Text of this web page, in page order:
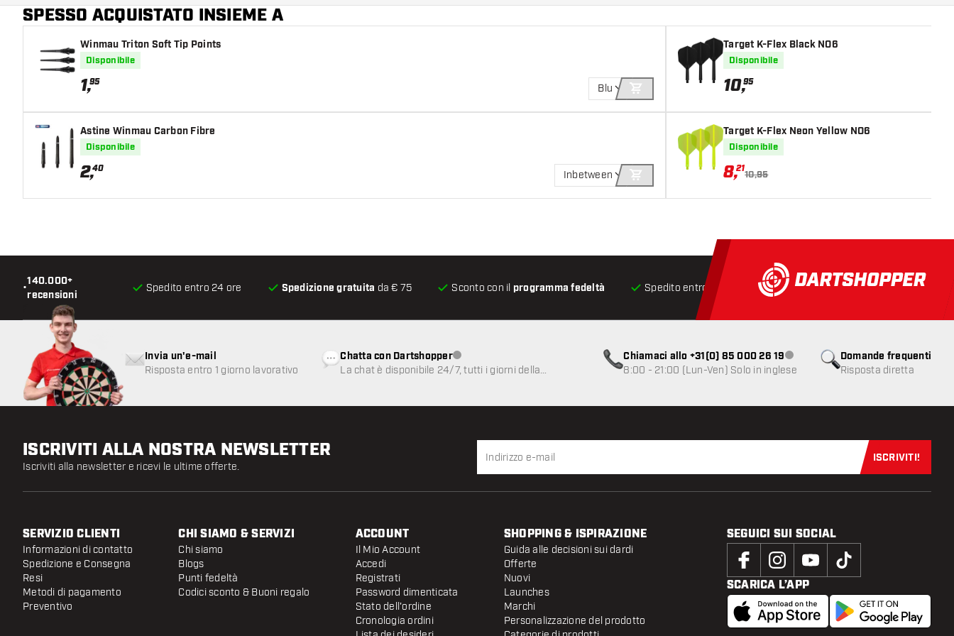
Colore del barrel
Forma della punta del barrel
Zona di presa del barrel
Peso delle freccette
Larghezza del barrel (MM)
Lunghezza del barrel (MM)
SPESSO ACQUISTATO INSIEME A
Winmau Triton Soft Tip Points
Disponibile
1,95
Blu
AGGIUNGI AL CARRELLO
Astine Winmau Carbon Fibre
Disponibile
2,40
Inbetween
AGGIUNGI AL CARRELLO
Target K-Flex Black NO6
Disponibile
10,95
Target K-Flex Neon Yellow NO6
Disponibile
8,21
10,95
•
140.000+
recensioni
Spedito entro 24 ore Spedizione gratuita da € 75 Sconto con il programma fedeltà Spedito entro 24 ore Spedizione gratuitada € 75
Domande frequenti
Risposta diretta
Invia un'e-mail
Risposta entro 1 giorno lavorativo
Chatta con DartshopperServizio clienti non disponibile
La chat è disponibile 24/7, tutti i giorni della
Chiamaci allo +31(0) 85 000 26 19Servizio clienti non disponibile
8:00 - 21:00 (Lun-Ven) Solo in inglese
ISCRIVITI ALLA NOSTRA NEWSLETTER
Iscriviti alla newsletter e ricevi le ultime offerte.
Iscriviti
ISCRIVITI!
SERVIZIO CLIENTI
Informazioni di contatto
Spedizione e Consegna
Resi
Metodi di pagamento
Preventivo
CHI SIAMO & SERVIZI
Chi siamo
Blogs
Punti fedeltà
Codici sconto & Buoni regalo
ACCOUNT
Il Mio Account
Accedi
Registrati
Password dimenticata
Stato dell'ordine
Cronologia ordini
SHOPPING & ISPIRAZIONE
Guida alle decisioni sui dardi
Offerte
Nuovi
Launches
Marchi
Personalizzazione del prodotto
SEGUICI SUI SOCIAL
SCARICA L’APP